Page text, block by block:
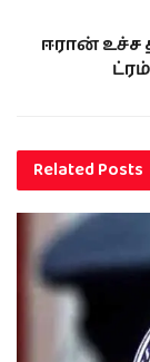
ஈரான்
RelatedPosts